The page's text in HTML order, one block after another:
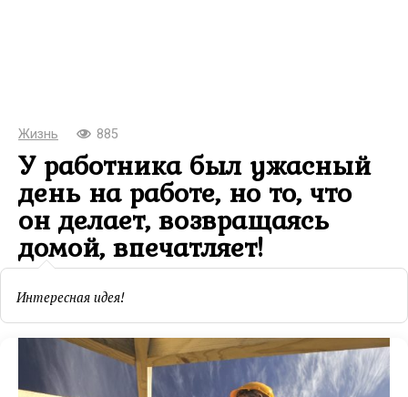
Жизнь 885
У работника был ужасный
день на работе, но то, что
он делает, возвращаясь
домой, впечатляет!
Интересная идея!